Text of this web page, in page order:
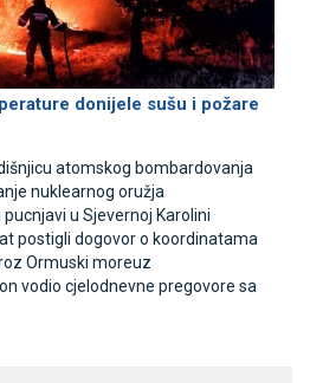
donijele sušu i požare
atomskog bombardovanja
nuklearnog oružja
u Sjevernoj Karolini
postigli dogovor o koordinatama
Ormuski moreuz
vodio cjelodnevne pregovore sa